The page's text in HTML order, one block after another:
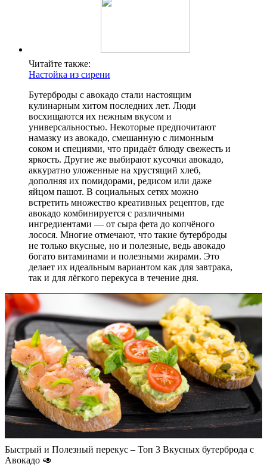
Читайте также:
Настойка из сирени
Бутерброды с авокадо стали настоящим
кулинарным хитом последних лет. Люди
восхищаются их нежным вкусом и
универсальностью. Некоторые предпочитают
намазку из авокадо, смешанную с лимонным
соком и специями, что придаёт блюду свежесть и
яркость. Другие же выбирают кусочки авокадо,
аккуратно уложенные на хрустящий хлеб,
дополняя их помидорами, редисом или даже
яйцом пашот. В социальных сетях можно
встретить множество креативных рецептов, где
авокадо комбинируется с различными
ингредиентами — от сыра фета до копчёного
лосося. Многие отмечают, что такие бутерброды
не только вкусные, но и полезные, ведь авокадо
богато витаминами и полезными жирами. Это
делает их идеальным вариантом как для завтрака,
так и для лёгкого перекуса в течение дня.
Быстрый и Полезный перекус – Топ 3 Вкусных бутерброда с
Авокадо 🥑